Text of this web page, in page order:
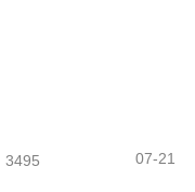
3495 07-21